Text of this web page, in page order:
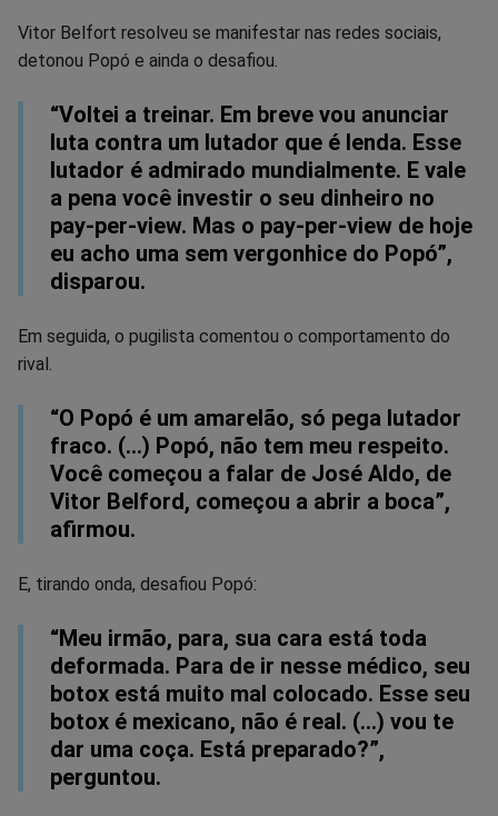
FacebookWhatsappTwitterMessengerTelegramGettr
Vitor Belfort resolveu se manifestar nas redes sociais,
detonou Popó e ainda o desafiou.
“Voltei a treinar. Em breve vou anunciar
luta contra um lutador que é lenda. Esse
lutador é admirado mundialmente. E vale
a pena você investir o seu dinheiro no
pay-per-view. Mas o pay-per-view de hoje
eu acho uma sem vergonhice do Popó”,
disparou.
Em seguida, o pugilista comentou o comportamento do
rival.
“O Popó é um amarelão, só pega lutador
fraco. (...) Popó, não tem meu respeito.
Você começou a falar de José Aldo, de
Vitor Belford, começou a abrir a boca”,
afirmou.
E, tirando onda, desafiou Popó:
“Meu irmão, para, sua cara está toda
deformada. Para de ir nesse médico, seu
botox está muito mal colocado. Esse seu
botox é mexicano, não é real. (...) vou te
dar uma coça. Está preparado?”,
perguntou.